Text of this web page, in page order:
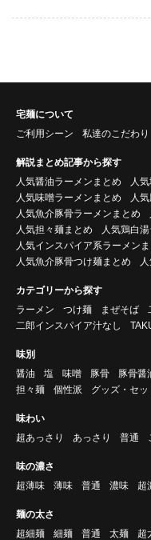
宅麺について
ご利用シーン
私達のこだわり
解説まとめ記事から探す
人気醤油ラーメンまとめ
人
人気味噌ラーメンまとめ
人
人気魚介豚骨ラーメンまとめ
人気担々麺まとめ
人気鶏白
人気インスパイア系ラーメン
人気魚介豚骨つけ麺まとめ
カテゴリーから探す
ラーメン
つけ麺 まぜそば
二郎インスパイア汁なし
味別
醤油
塩 味噌 豚骨 豚骨醤
担々麺
個性派 グッズ・セッ
味わい
超あっさり
あっさり 普通
味の濃さ
超薄味
薄味 普通 濃味 超
麺の太さ
超細麺
細麺 普通 太麺 超